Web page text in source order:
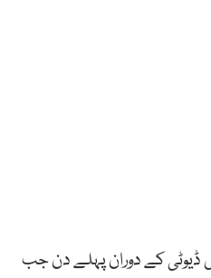
ڈیوٹی کے دوران پہلے دن جب